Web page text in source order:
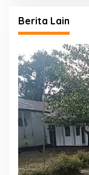
Berita Lain